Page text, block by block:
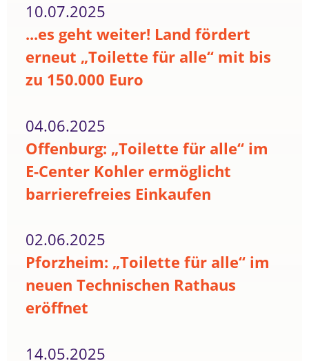
10.07.2025
...es geht weiter! Land fördert
erneut „Toilette für alle“ mit bis
zu 150.000 Euro
04.06.2025
Offenburg: „Toilette für alle“ im
E-Center Kohler ermöglicht
barrierefreies Einkaufen
02.06.2025
Pforzheim: „Toilette für alle“ im
neuen Technischen Rathaus
eröffnet
14.05.2025